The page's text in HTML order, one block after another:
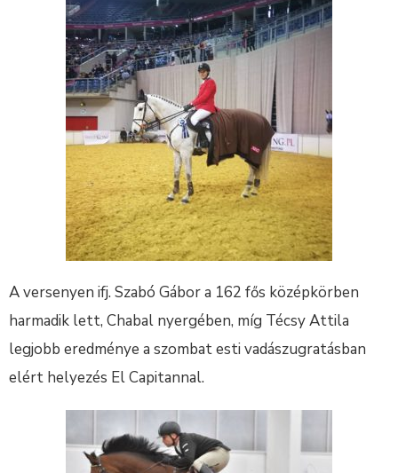
A versenyen ifj. Szabó Gábor a 162 fős középkörben
harmadik lett, Chabal nyergében, míg Técsy Attila
legjobb eredménye a szombat esti vadászugratásban
elért helyezés El Capitannal.